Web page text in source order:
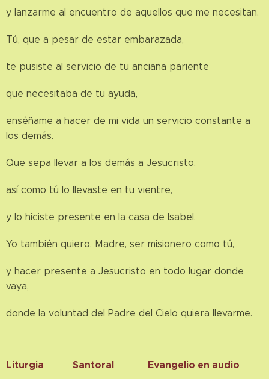
y lanzarme al encuentro de aquellos que me necesitan.
Tú, que a pesar de estar embarazada,
te pusiste al servicio de tu anciana pariente
que necesitaba de tu ayuda,
enséñame a hacer de mi vida un servicio constante a
los demás.
Que sepa llevar a los demás a Jesucristo,
así como tú lo llevaste en tu vientre,
y lo hiciste presente en la casa de Isabel.
Yo también quiero, Madre, ser misionero como tú,
y hacer presente a Jesucristo en todo lugar donde
vaya,
donde la voluntad del Padre del Cielo quiera llevarme.
Liturgia Santoral Evangelio en audio